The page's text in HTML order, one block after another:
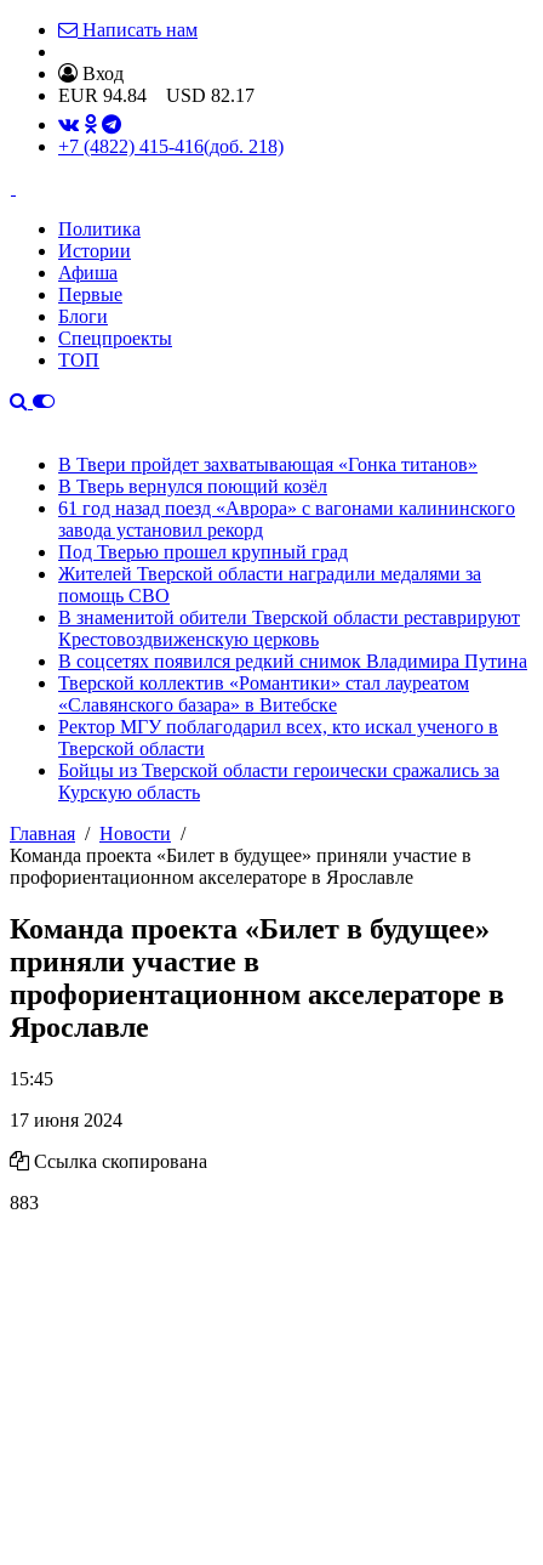
Написать нам
Вход
EUR 94.84 USD 82.17
+7 (4822) 415-416(доб. 218)
Политика
Истории
Афиша
Первые
Блоги
Спецпроекты
ТОП
В Твери пройдет захватывающая «Гонка титанов»
В Тверь вернулся поющий козёл
61 год назад поезд «Аврора» с вагонами калининского
завода установил рекорд
Под Тверью прошел крупный град
Жителей Тверской области наградили медалями за
помощь СВО
В знаменитой обители Тверской области реставрируют
Крестовоздвиженскую церковь
В соцсетях появился редкий снимок Владимира Путина
Тверской коллектив «Романтики» стал лауреатом
«Славянского базара» в Витебске
Ректор МГУ поблагодарил всех, кто искал ученого в
Тверской области
Бойцы из Тверской области героически сражались за
Курскую область
Главная
Новости
Команда проекта «Билет в будущее» приняли участие в
профориентационном акселераторе в Ярославле
Команда проекта «Билет в будущее»
приняли участие в
профориентационном акселераторе в
Ярославле
15:45
17 июня 2024
Ссылка скопирована
883